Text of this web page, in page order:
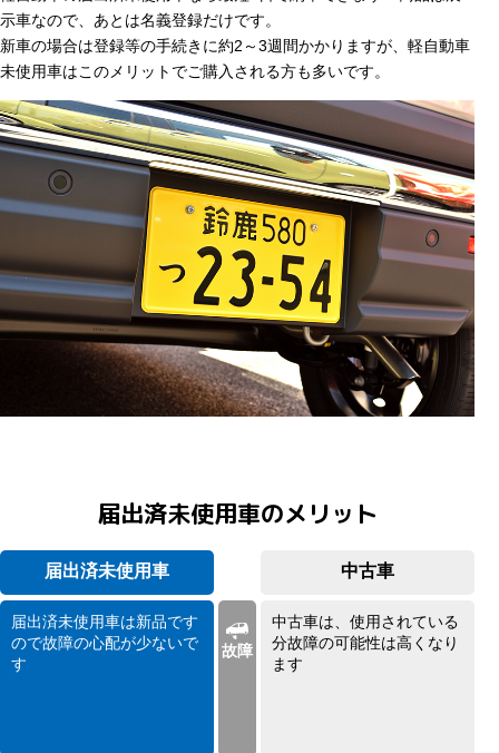
示車なので、あとは名義登録だけです。
新車の場合は登録等の手続きに約2～3週間かかりますが、軽自動車
未使用車はこのメリットでご購入される方も多いです。
届出済未使用車のメリット
届出済未使用車 中古車
故障
届出済未使用車は新品です
ので故障の心配が少ないで
す
中古車は、使用されている
分故障の可能性は高くなり
ます